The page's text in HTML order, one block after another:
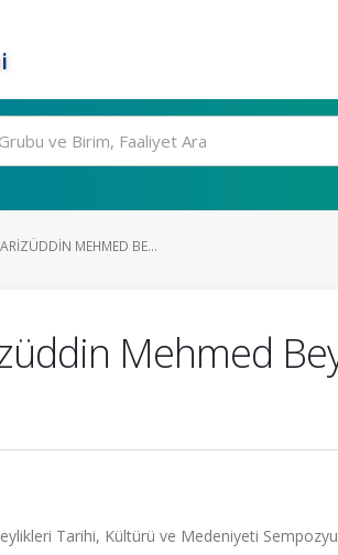
MEHMED BE...
Mehmed
Tarihi, Kültürü ve Medeniyeti